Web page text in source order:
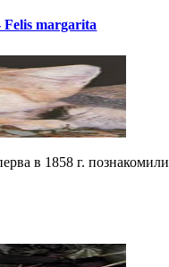
margarita
в 1858 г.